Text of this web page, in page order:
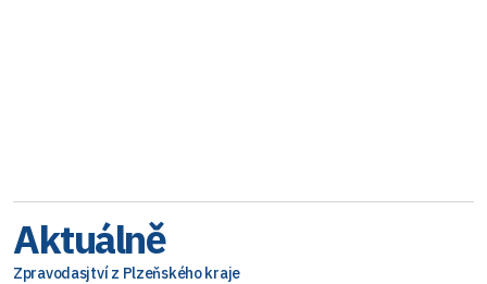
Aktuálně
Zpravodasjtví z Plzeňského kraje